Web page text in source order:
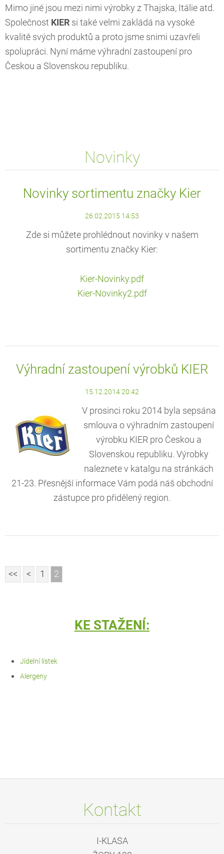
Mimo jiné jsou mezi nimi výrobky z Thajska, Itálie atd.
Společnost KIER si také velmi zakládá na vysoké
kvalitě svých produktů a proto jsme snimi uzavřeli
spolupráci. Nyní máme výhradní zastoupení pro
Českou a Slovenskou republiku.
Novinky
Novinky sortimentu značky Kier
26.02.2015 14:53
Zde si můžete prohlédnout novinky v našem
sortimentu značky Kier:
Kier-Novinky.pdf
Kier-Novinky2.pdf
Výhradní zastoupení výrobků KIER
15.12.2014 20:42
V prosinci roku 2014 byla sepsána
smlouva o výhradním zastoupení
výrobku KIER pro Českou a
Slovenskou republiku. Výrobky
naleznete v katalgu na stránkách
21-23. Přesnější informace Vám podá náš obchodní
zástupce pro přidělený region.
<< < 1 2
KE STAŽENÍ:
Jídelní lístek
Alergeny
Kontakt
I-KLASA